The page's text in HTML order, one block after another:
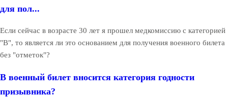
для пол...
Если сейчас в возрасте 30 лет я прошел медкомиссию с категорией
"В", то является ли это основанием для получения военного билета
без "отметок"?
В военный билет вносится категория годности
призывника?